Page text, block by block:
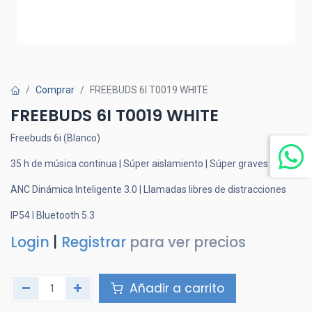
Comprar FREEBUDS 6I T0019 WHITE
FREEBUDS 6I T0019 WHITE
Freebuds 6i (Blanco)
35 h de música continua | Súper aislamiento | Súper graves
ANC Dinámica Inteligente 3.0 | Llamadas libres de distracciones
IP54 l Bluetooth 5.3
Login Registrar para ver precios
Añadir a carrito